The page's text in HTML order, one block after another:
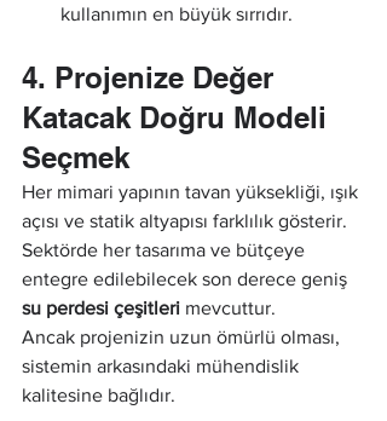
kullanımın en büyük sırrıdır.
4. Projenize Değer
Katacak Doğru Modeli
Seçmek
Her mimari yapının tavan yüksekliği, ışık
açısı ve statik altyapısı farklılık gösterir.
Sektörde her tasarıma ve bütçeye
entegre edilebilecek son derece geniş
su perdesi çeşitleri mevcuttur.
Ancak projenizin uzun ömürlü olması,
sistemin arkasındaki mühendislik
kalitesine bağlıdır.